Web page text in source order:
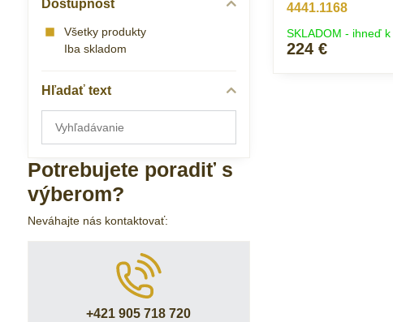
4441.1168
SKLADOM - ihneď
224 €
Dostupnosť
Všetky produkty
Iba skladom
Hľadať text
výsledky
fulltextom
Potrebujete poradiť s
výberom?
Neváhajte nás kontaktovať:
+421 905 718 720